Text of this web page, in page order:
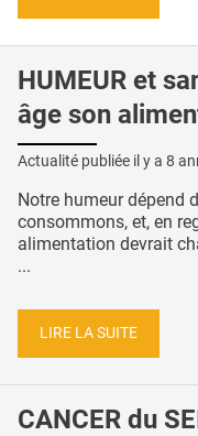
HUMEUR et
âge son
Actualité publiée il y a 8
Notre humeur dépend
consommons, et, en
alimentation devrait
...
LIRE LA SUITE
CANCER du